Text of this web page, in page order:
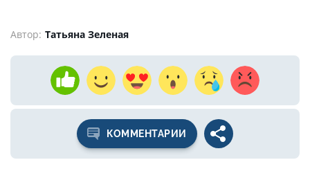
Автор: Татьяна Зеленая
КОММЕНТАРИИ